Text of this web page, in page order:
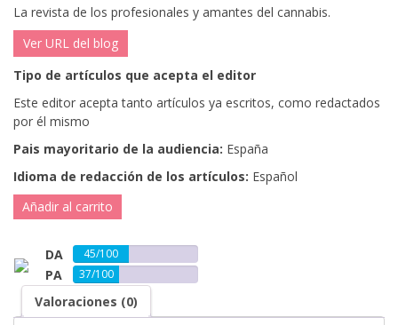
La revista de los profesionales y amantes del cannabis.
Ver URL del blog
Tipo de artículos que acepta el editor
Este editor acepta tanto artículos ya escritos, como redactados
por él mismo
Pais mayoritario de la audiencia: España
Idioma de redacción de los artículos: Español
Añadir al carrito
DA 45/100
PA 37/100
Valoraciones (0)